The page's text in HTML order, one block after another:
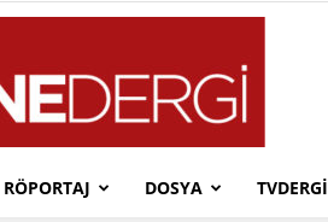
RÖPORTAJ DOSYA TVDERGI